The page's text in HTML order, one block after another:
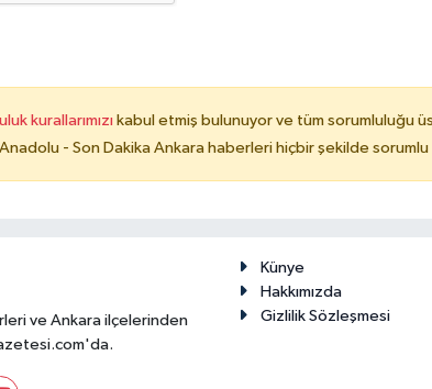
kurallarımızı kabul etmiş bulunuyor ve tüm sorumluluğu
- Son Dakika Ankara haberleri hiçbir şekilde
ve Ankara ilçelerinden
Künye
Hakkımızda
Gizlilik Sözleşmesi